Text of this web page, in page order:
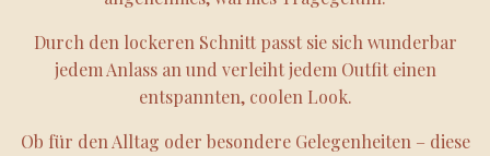
Durch den lockeren Schnitt passt sie sich wunderbar
jedem Anlass an und verleiht jedem Outfit einen
entspannten, coolen Look.
Ob für den Alltag oder besondere Gelegenheiten – diese